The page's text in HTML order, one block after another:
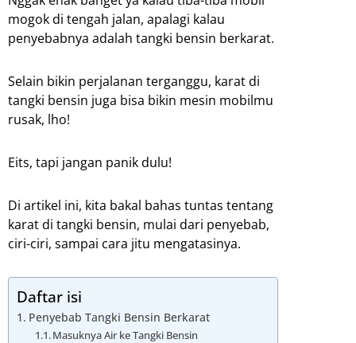
mogok di tengah jalan, apalagi kalau
penyebabnya adalah tangki bensin berkarat.
Selain bikin perjalanan terganggu, karat di
tangki bensin juga bisa bikin mesin mobilmu
rusak, lho!
Eits, tapi jangan panik dulu!
Di artikel ini, kita bakal bahas tuntas tentang
karat di tangki bensin, mulai dari penyebab,
ciri-ciri, sampai cara jitu mengatasinya.
Daftar isi
Penyebab Tangki Bensin Berkarat
Masuknya Air ke Tangki Bensin